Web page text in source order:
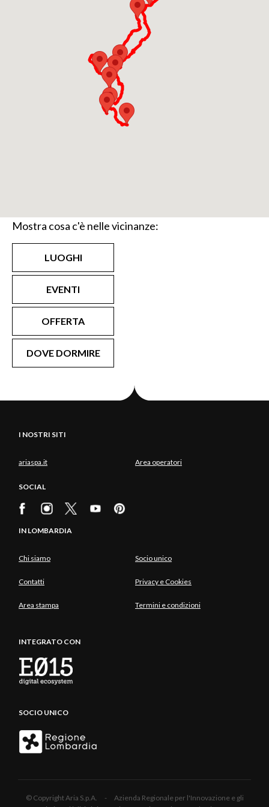
mete turistiche più affascinanti d'Italia. Per i
motociclisti questo lo è ancora di più in quanto
possono non solo godersi paesaggi spettacolari, ma
anche percorrere in moto le strade tortuose che si
arrampicano sulle montagne circostanti. Dopo
tante pieghe, è ora di prendersi una pausa.
Tra i piatti tipici del Lago Maggiore ci sono tante
risotto al pesce persico.
(PH: OUTDOORACTIVE.COM)
Mostra cosa c'è nelle vicinanze:
LUOGHI
EVENTI
OFFERTA
DOVE DORMIRE
I NOSTRI SITI
ariaspa.it Area operatori
SOCIAL
IN LOMBARDIA
Chi siamo Socio unico
Contatti Privacy e Cookies
Area stampa Termini e condizioni
INTEGRATO CON
SOCIO UNICO
© Copyright Aria S.p.A. - Azienda Regionale per l'Innovazione e gli